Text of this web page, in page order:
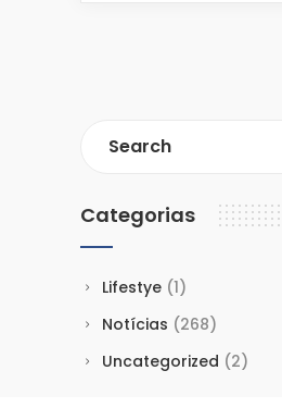
Categorias
Lifestye (1)
Notícias (268)
Uncategorized (2)